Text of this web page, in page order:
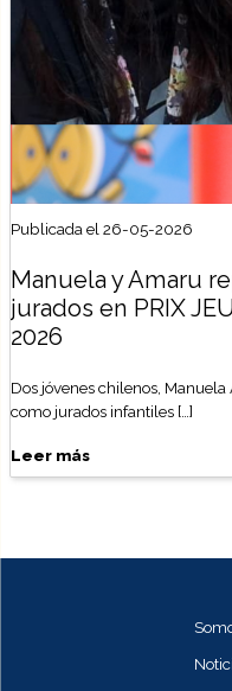
Publicada el 26-05-2026
Manuela y Amaru
jurados en PRIX
2026
Dos jóvenes chilenos,
como jurados infantiles […]
Leer más